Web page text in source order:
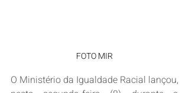
FOTO MIR
O Ministério da Igualdade Racial lançou,